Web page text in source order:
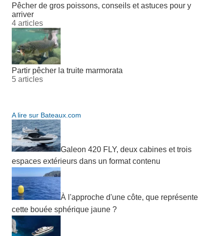
Pêcher de gros poissons, conseils et astuces pour y
arriver
4 articles
Partir pêcher la truite marmorata
5 articles
A lire sur Bateaux.com
Galeon 420 FLY, deux cabines et trois
espaces extérieurs dans un format contenu
À l'approche d'une côte, que représente
cette bouée sphérique jaune ?